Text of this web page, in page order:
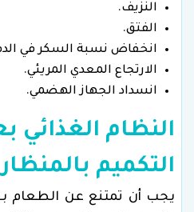
النزيف.
الفتق.
انخفاض نسبة السكر في
الارتجاع المعدي المريئي.
انسداد الجهاز الهضمي.
النظام الغذائي
التكميم بالمنظار
يجب أن تمتنع عن الطعام